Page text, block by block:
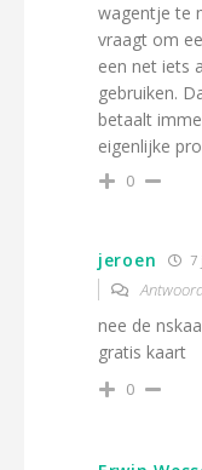
wagentje te
vraagt om
een net iets
gebruiken.
betaalt
eigenlijke
0
jeroen 7
nee de
gratis kaart
0